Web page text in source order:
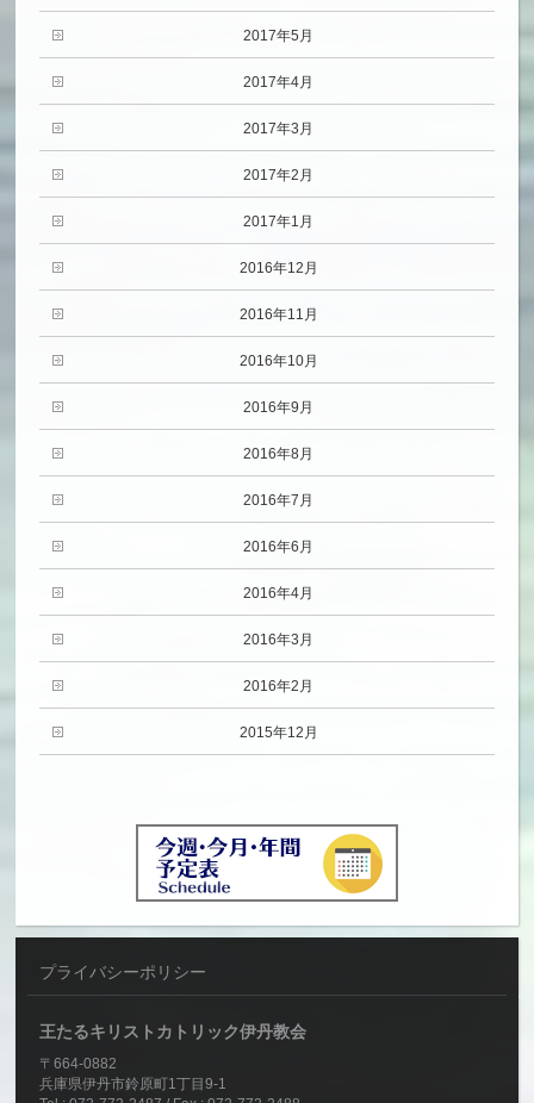
2017年5月
2017年4月
2017年3月
2017年2月
2017年1月
2016年12月
2016年11月
2016年10月
2016年9月
2016年8月
2016年7月
2016年6月
2016年4月
2016年3月
2016年2月
2015年12月
プライバシーポリシー
王たるキリストカトリック伊丹教会
〒664-0882
兵庫県伊丹市鈴原町1丁目9-1